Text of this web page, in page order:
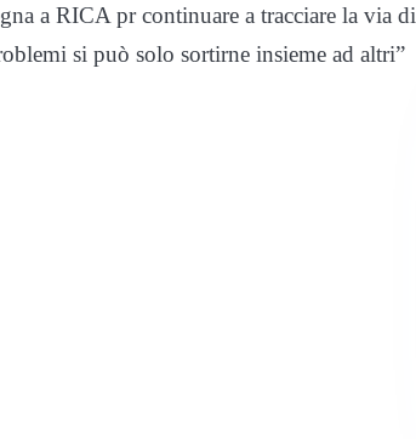
a RICA pr continuare a tracciare la via di
si può solo sortirne insieme ad altri”